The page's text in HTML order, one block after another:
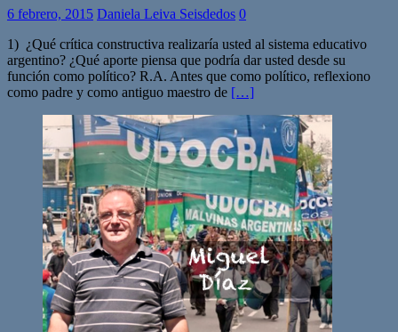
6 febrero, 2015 Daniela Leiva Seisdedos 0
1) ¿Qué crítica constructiva realizaría usted al sistema educativo
argentino? ¿Qué aporte piensa que podría dar usted desde su
función como político? R.A. Antes que como político, reflexiono
como padre y como antiguo maestro de […]